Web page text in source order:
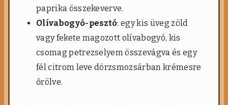
paprika összekeverve.
Olívabogyó-pesztó: egy kis üveg zöld
vagy fekete magozott olívabogyó, kis
csomag petrezselyem összevágva és egy
fél citrom leve dörzsmozsárban krémesre
őrölve.